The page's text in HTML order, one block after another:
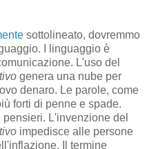
sottolineato, dovremmo
I linguaggio è
L'uso del
genera una nube per
denaro. Le parole, come
forti di penne e spade.
L'invenzione del
impedisce alle persone
Il termine